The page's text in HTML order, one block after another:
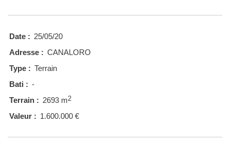
Date : 25/05/20
Adresse : CANALORO
Type : Terrain
Bati : -
Terrain : 2693 m2
Valeur : 1.600.000 €